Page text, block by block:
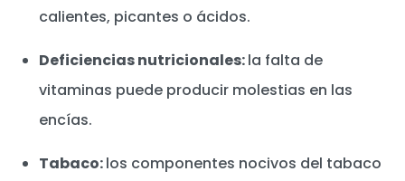
calientes, picantes o ácidos.
Deficiencias nutricionales:la falta de
vitaminas puede producir molestias en las
encías.
Tabaco:los componentes nocivos del tabaco